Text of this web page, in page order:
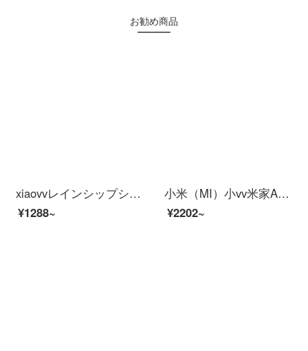
お勧め商品
xiaovvレインシップシップシステムシステムシステムシステムシステムシステム1080 p xiaovアビオ防水雲台版ペット監視防犯カメレオンミア家ap wa yares控1080 p xiaovアビオカメプロジェクト【公式ロゴ一致】
¥1288~
小米（MI）小vv米家APPビディオカーメンテリングアロン360°云台スピンビオラ家庭用赤外線夜間テレビワイヤレスタネト停電防止カメラ2 K【2 K防水スピン】米家xiaovア雲台+64 Gカード
¥2202~